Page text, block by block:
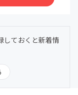
しておくと新着情